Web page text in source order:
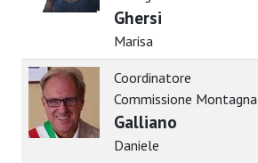
Ghersi
Marisa
Coordinatore
Commissione Montagna
Galliano
Daniele